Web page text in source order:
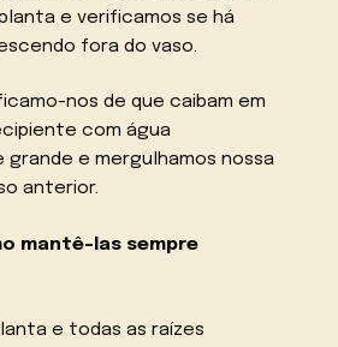
e verificamos se há
fora do vaso.
nos de que caibam em
com água
e mergulhamos nossa
anterior.
mantê-las sempre
e todas as raízes